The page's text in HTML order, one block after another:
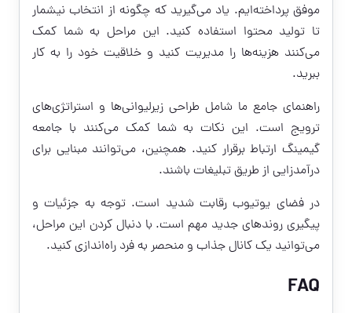
موفق پرداخته‌ایم. یاد می‌گیرید که چگونه از انتخاب نیشمار
تا تولید محتوا استفاده کنید. این مراحل به شما کمک
می‌کنند هزینه‌ها را مدیریت کنید و خلاقیت خود را به کار
ببرید.
راهنمای جامع ما شامل طراحی زیرلیوانی‌ها و استراتژی‌های
ترویج است. این نکات به شما کمک می‌کنند با جامعه
گیمینگ ارتباط برقرار کنید. همچنین، می‌توانند مبنایی برای
درآمدزایی از طریق تبلیغات باشند.
در فضای یوتیوب رقابت شدید است. توجه به جزئیات و
پیگیری روندهای جدید مهم است. با دنبال کردن این مراحل،
می‌توانید یک کانال جذاب و منحصر به فرد راه‌اندازی کنید.
FAQ